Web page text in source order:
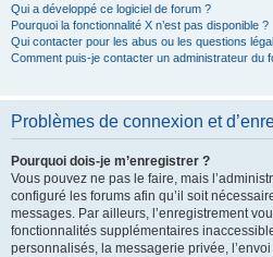
Qui a développé ce logiciel de forum ?
Pourquoi la fonctionnalité X n’est pas disponible ?
Qui contacter pour les abus ou les questions
Comment puis-je contacter un administrateur du
Problèmes de connexion et
Pourquoi dois-je m’enregistrer ?
Vous pouvez ne pas le faire, mais
configuré les forums afin qu’il soit
messages. Par ailleurs, l’enregistrement
fonctionnalités supplémentaires
personnalisés, la messagerie privée,